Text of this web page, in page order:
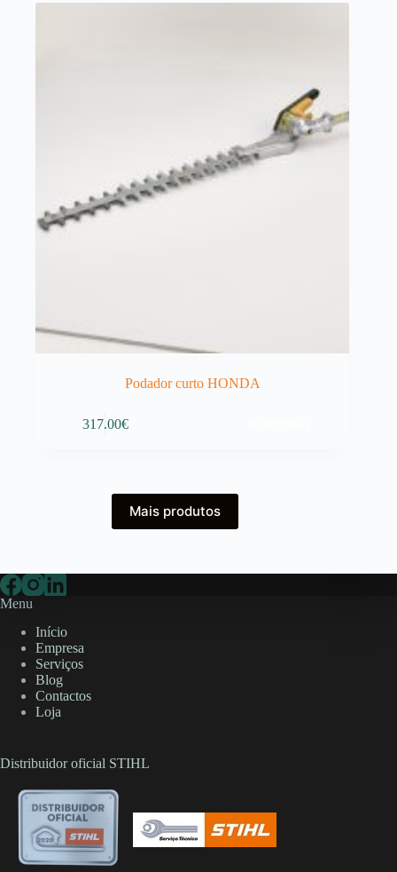
Podador curto HONDA
317.00€
Mais produtos
Menu
Início
Empresa
Serviços
Blog
Contactos
Loja
Distribuidor oficial STIHL